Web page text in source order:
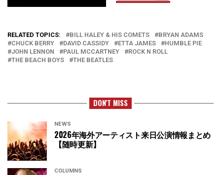
RELATED TOPICS: BILL HALEY & HIS COMETS
BRYAN ADAMS
CHUCK BERRY
DAVID CASSIDY ETTA JAMES
HUMBLE PIE
JOHN LENNON
PAUL MCCARTNEY
ROCK N ROLL
THE BEACH BOYS
THE BEATLES
DON'T MISS
NEWS
2026年海外アーティスト来日公演情報まとめ
【随時更新】
COLUMNS